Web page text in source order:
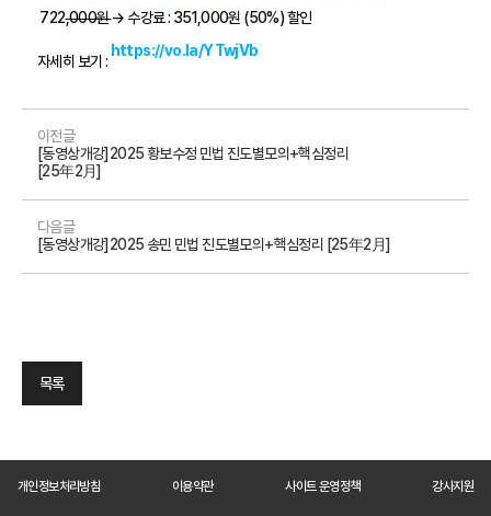
722,000원 → 수강료 : 351,000원 (50%) 할인
자세히 보기 :
https://vo.la/YTwjVb
이전글
[동영상개강]2025 황보수정 민법 진도별모의+핵심정리
[25年2月]
다음글
[동영상개강]2025 송민 민법 진도별모의+핵심정리 [25年2月]
목록
개인정보처리방침 이용약관 사이트 운영정책 강사지원